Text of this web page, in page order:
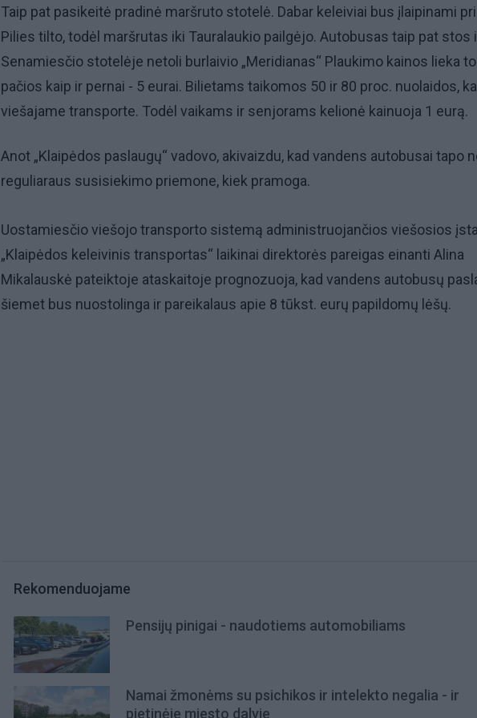
Taip pat pasikeitė pradinė maršruto stotelė. Dabar keleiviai bus įlaipinami
Pilies tilto, todėl maršrutas iki Tauralaukio pailgėjo. Autobusas taip pat stos
Senamiesčio stotelėje netoli burlaivio „Meridianas“ Plaukimo kainos lieka
pačios kaip ir pernai - 5 eurai. Bilietams taikomos 50 ir 80 proc. nuolaidos,
viešajame transporte. Todėl vaikams ir senjorams kelionė kainuoja 1 eurą.
Anot „Klaipėdos paslaugų“ vadovo, akivaizdu, kad vandens autobusai tapo
reguliaraus susisiekimo priemone, kiek pramoga.
Uostamiesčio viešojo transporto sistemą administruojančios viešosios
„Klaipėdos keleivinis transportas“ laikinai direktorės pareigas einanti Alina
Mikalauskė pateiktoje ataskaitoje prognozuoja, kad vandens autobusų
šiemet bus nuostolinga ir pareikalaus apie 8 tūkst. eurų papildomų lėšų.
Rekomenduojame
Pensijų pinigai - naudotiems automobiliams
Namai žmonėms su psichikos ir intelekto negalia - ir
pietinėje miesto dalyje